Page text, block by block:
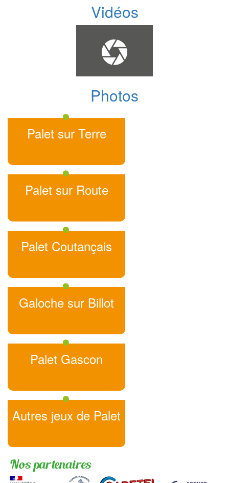
Vidéos
Photos
Palet sur Terre
Palet sur Route
Palet Coutançais
Galoche sur Billot
Palet Gascon
Autres jeux de Palet
Nos partenaires